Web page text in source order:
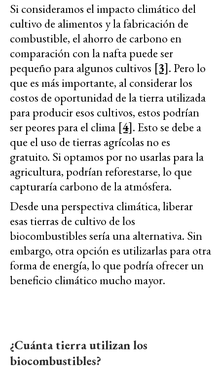
Si consideramos el impacto climático del
cultivo de alimentos y la fabricación de
combustible, el ahorro de carbono en
comparación con la nafta puede ser
pequeño para algunos cultivos [3]. Pero lo
que es más importante, al considerar los
costos de oportunidad de la tierra utilizada
para producir esos cultivos, estos podrían
ser peores para el clima [4]. Esto se debe a
que el uso de tierras agrícolas no es
gratuito. Si optamos por no usarlas para la
agricultura, podrían reforestarse, lo que
capturaría carbono de la atmósfera.
Desde una perspectiva climática, liberar
esas tierras de cultivo de los
biocombustibles sería una alternativa. Sin
embargo, otra opción es utilizarlas para otra
forma de energía, lo que podría ofrecer un
beneficio climático mucho mayor.
¿Cuánta tierra utilizan los
biocombustibles?